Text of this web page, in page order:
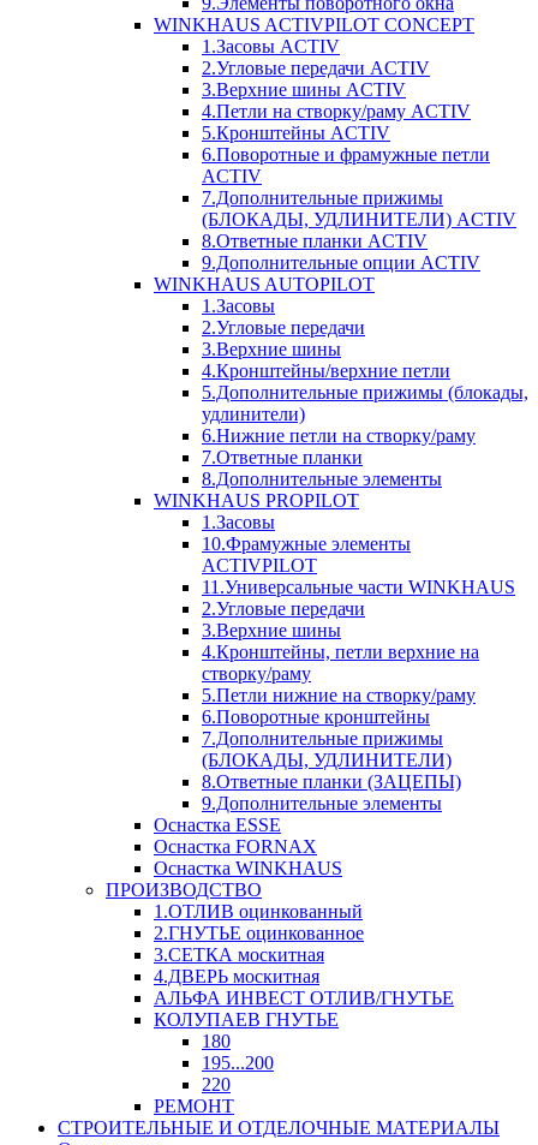
WINKHAUS ACTIVPILOT CONCEPT
1.Засовы ACTIV
2.Угловые передачи ACTIV
3.Верхние шины ACTIV
4.Петли на створку/раму ACTIV
5.Кронштейны ACTIV
6.Поворотные и фрамужные петли
ACTIV
7.Дополнительные прижимы
(БЛОКАДЫ, УДЛИНИТЕЛИ) ACTIV
8.Ответные планки ACTIV
9.Дополнительные опции ACTIV
WINKHAUS AUTOPILOT
1.Засовы
2.Угловые передачи
3.Верхние шины
4.Кронштейны/верхние петли
5.Дополнительные прижимы (блокады,
удлинители)
6.Нижние петли на створку/раму
7.Ответные планки
8.Дополнительные элементы
WINKHAUS PROPILOT
1.Засовы
10.Фрамужные элементы
ACTIVPILOT
11.Универсальные части WINKHAUS
2.Угловые передачи
3.Верхние шины
4.Кронштейны, петли верхние на
створку/раму
5.Петли нижние на створку/раму
6.Поворотные кронштейны
7.Дополнительные прижимы
(БЛОКАДЫ, УДЛИНИТЕЛИ)
8.Ответные планки (ЗАЦЕПЫ)
9.Дополнительные элементы
Оснастка ESSE
Оснастка FORNAX
Оснастка WINKHAUS
ПРОИЗВОДСТВО
1.ОТЛИВ оцинкованный
2.ГНУТЬЕ оцинкованное
3.СЕТКА москитная
4.ДВЕРЬ москитная
АЛЬФА ИНВЕСТ ОТЛИВ/ГНУТЬЕ
КОЛУПАЕВ ГНУТЬЕ
180
195...200
220
РЕМОНТ
СТРОИТЕЛЬНЫЕ И ОТДЕЛОЧНЫЕ МАТЕРИАЛЫ